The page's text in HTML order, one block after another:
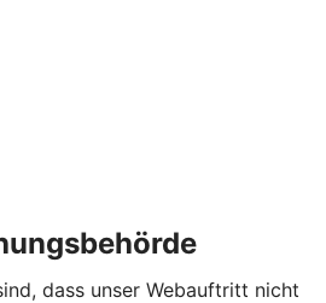
dass unser Webauftritt nicht